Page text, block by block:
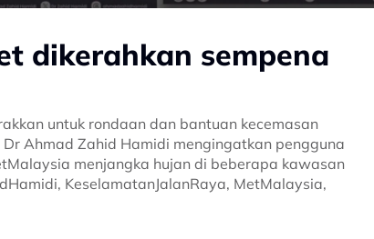
dikerahkan sempena
untuk rondaan dan bantuan kecemasan
Ahmad Zahid Hamidi mengingatkan pengguna
menjangka hujan di beberapa kawasan
KeselamatanJalanRaya, MetMalaysia,